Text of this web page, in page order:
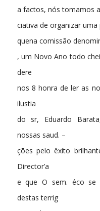
a factos, nós tomamos
ciativa de organizar uma
quena comissão
, um Novo Ano todo
dere
nos 8 honra de ler as
ilustia
do sr, Eduardo
nossas saud. –
ções pelo êxito
Director’a
e que O sem. éco se
destas terrig